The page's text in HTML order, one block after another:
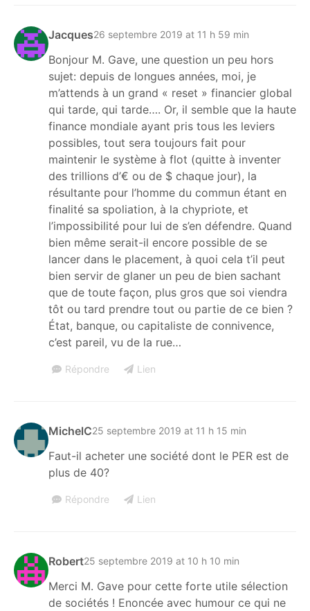
Jacques26 septembre 2019 at 11 h 59 min
Bonjour M. Gave, une question un peu hors
sujet: depuis de longues années, moi, je
m’attends à un grand « reset » financier global
qui tarde, qui tarde…. Or, il semble que la haute
finance mondiale ayant pris tous les leviers
possibles, tout sera toujours fait pour
maintenir le système à flot (quitte à inventer
des trillions d’€ ou de $ chaque jour), la
résultante pour l’homme du commun étant en
finalité sa spoliation, à la chypriote, et
l’impossibilité pour lui de s’en défendre. Quand
bien même serait-il encore possible de se
lancer dans le placement, à quoi cela t’il peut
bien servir de glaner un peu de bien sachant
que de toute façon, plus gros que soi viendra
tôt ou tard prendre tout ou partie de ce bien ?
État, banque, ou capitaliste de connivence,
c’est pareil, vu de la rue…
Répondre Lien
MichelC25 septembre 2019 at 11 h 15 min
Faut-il acheter une société dont le PER est de
plus de 40?
Répondre Lien
Robert25 septembre 2019 at 10 h 10 min
Merci M. Gave pour cette forte utile sélection
de sociétés ! Enoncée avec humour ce qui ne